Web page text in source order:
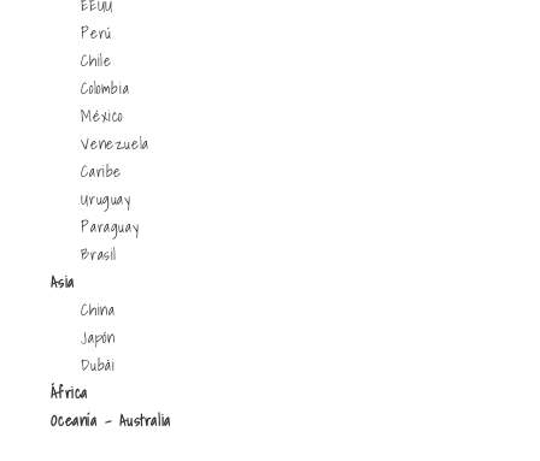
EEUU
Perú
Chile
Colombia
México
Venezuela
Caribe
Uruguay
Paraguay
Brasil
Asia
China
Japón
Dubái
África
Oceanía - Australia